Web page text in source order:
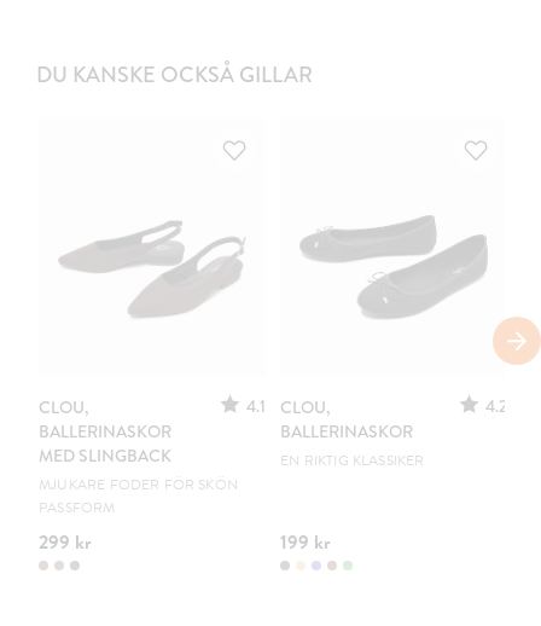
DU KANSKE OCKSÅ GILLAR
CLOU,
BALLERINASKOR
MED SLINGBACK
4.1
MJUKARE FODER FÖR SKÖN
PASSFORM
299 kr
CLOU,
BALLERINASKOR
4.2
EN RIKTIG KLASSIKER
199 kr